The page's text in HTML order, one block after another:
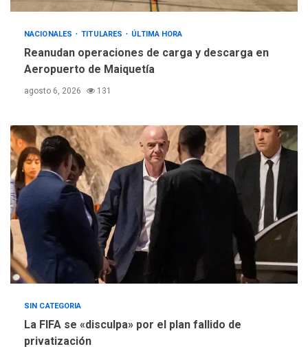
REGIONALES ÚLTIMA HORA
Instituciones estadales se
suman al Plan Agosto de
5
ÚLTIMA HORA
Concejo Municipal de
Mariño respalda a Cámara
de Comercio para reforma
de Ley de Puerto Libre
NACIONALES TITULARES ÚLTIMA HORA
Reanudan operaciones de carga y descarga en
Aeropuerto de Maiquetía
agosto 6, 2026 131
SIN CATEGORIA
La FIFA se «disculpa» por el plan fallido de
privatización